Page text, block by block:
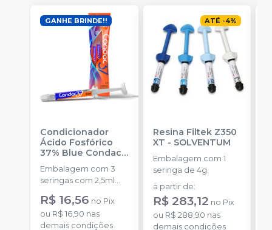
GANHE BRINDE!!
Condicionador
Ácido Fosfórico
37% Blue Condac-
FGM
Embalagem com 3
seringas com 2,5ml
cada uma e 3
ponteiras para
aplicação.
R$ 16,56 no Pix
ou R$ 16,90 nas
demais condições
ATÉ -4%
Resina Filtek Z350
XT - SOLVENTUM
Embalagem com 1
seringa de 4g.
a partir de:
R$ 283,12 no Pix
ou R$ 288,90 nas
demais condições